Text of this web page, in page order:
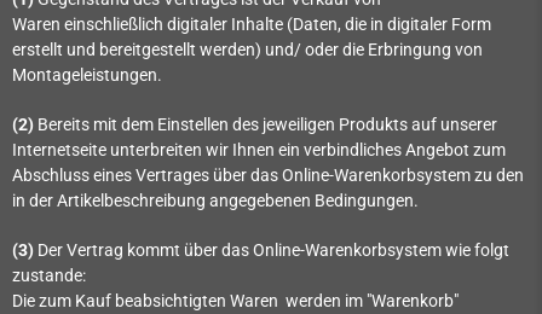
Waren einschließlich digitaler Inhalte (Daten, die in digitaler Form
erstellt und bereitgestellt werden) und/ oder die Erbringung von
Montageleistungen.
(2) Bereits mit dem Einstellen des jeweiligen Produkts auf unserer
Internetseite unterbreiten wir Ihnen ein verbindliches Angebot zum
Abschluss eines Vertrages über das Online-Warenkorbsystem zu den
in der Artikelbeschreibung angegebenen Bedingungen.
(3) Der Vertrag kommt über das Online-Warenkorbsystem wie folgt
zustande:
Die zum Kauf beabsichtigten Waren werden im "Warenkorb"